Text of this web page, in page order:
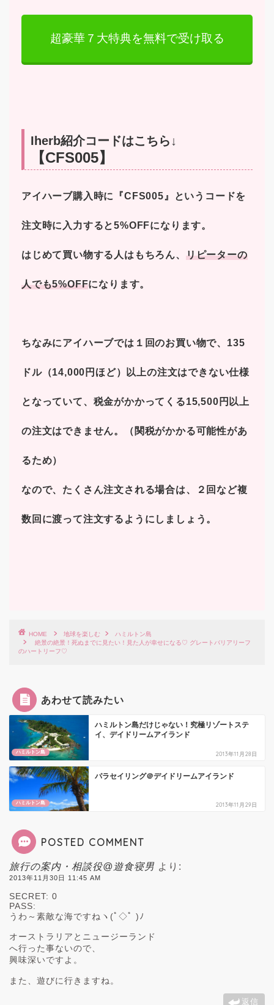
超豪華７大特典を無料で受け取る
Iherb紹介コードはこちら↓
【CFS005】
アイハーブ購入時に『CFS005』というコードを
注文時に入力すると5%OFFになります。
はじめて買い物する人はもちろん、 リピーターの
人でも5%OFFになります。
ちなみにアイハーブでは１回のお買い物で、135
ドル（14,000円ほど）以上の注文はできない仕様
となっていて、税金がかかってくる15,500円以上
の注文はできません。（関税がかかる可能性があ
るため）
なので、たくさん注文される場合は、２回など複
数回に渡って注文するようにしましょう。
HOME 地球を楽しむ
ハミルトン島
絶景の絶景！死ぬまでに見たい！見た人が幸せになる♡ グレートバリアリーフ
のハートリーフ♡
あわせて読みたい
ハミルトン島
ハミルトン島だけじゃない！究極リゾートステ
イ、デイドリームアイランド
2013年11月28日
ハミルトン島
パラセイリング＠デイドリームアイランド
2013年11月29日
POSTED COMMENT
旅行の案内・相談役@遊食寝男 より:
2013年11月30日 11:45 AM
SECRET: 0
PASS:
うわ～素敵な海ですねヽ(ﾟ◇ﾟ )ﾉ
オーストラリアとニュージーランド
へ行った事ないので、
興味深いですよ。
また、遊びに行きますね。
返信